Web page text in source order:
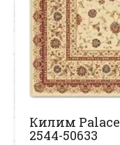
Килим Palace
2544-50633